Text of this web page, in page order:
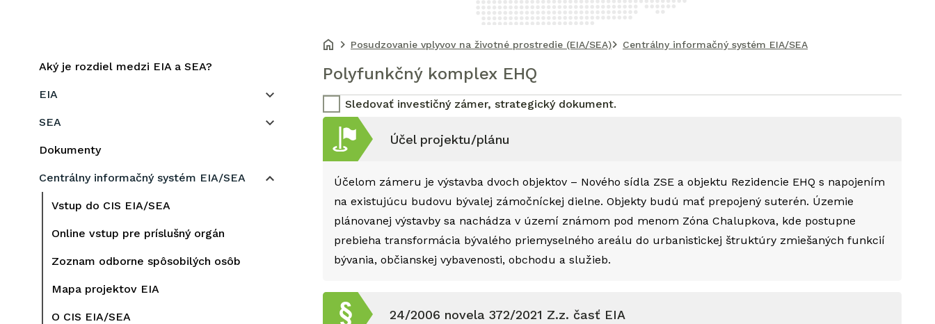
Aký je rozdiel medzi EIA a SEA?
EIA
SEA
Dokumenty
Centrálny informačný systém EIA/SEA
Vstup do CIS EIA/SEA
Online vstup pre príslušný orgán
Zoznam odborne spôsobilých osôb
Mapa projektov EIA
O CIS EIA/SEA
Posudzovanie vplyvov na životné prostredie (EIA/SEA) Centrálny informačný systém EIA/SEA
Polyfunkčný komplex EHQ
Sledovať investičný zámer, strategický dokument.
Účel projektu/plánu
Účelom zámeru je výstavba dvoch objektov – Nového sídla ZSE a objektu Rezidencie EHQ s napojením
na existujúcu budovu bývalej zámočníckej dielne. Objekty budú mať prepojený suterén. Územie
plánovanej výstavby sa nachádza v území známom pod menom Zóna Chalupkova, kde postupne
prebieha transformácia bývalého priemyselného areálu do urbanistickej štruktúry zmiešaných funkcií
bývania, občianskej vybavenosti, obchodu a služieb.
24/2006 novela 372/2021 Z.z. časť EIA